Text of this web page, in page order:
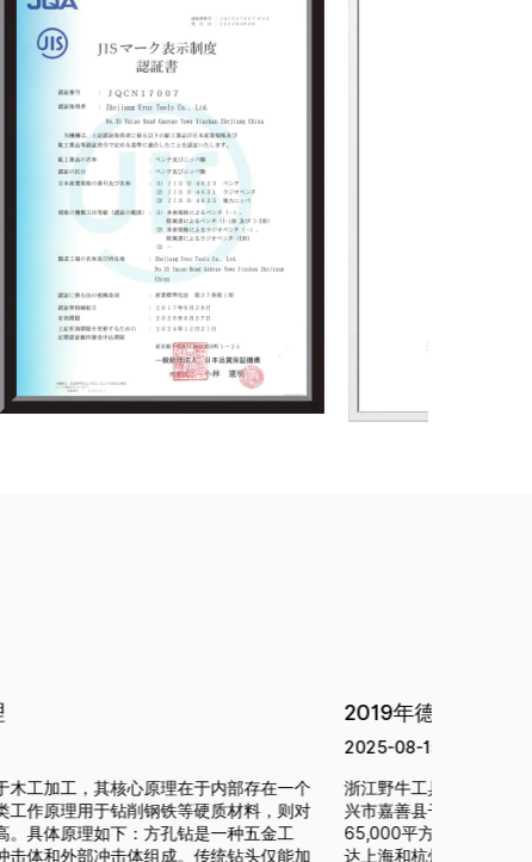
年德国科隆展会
野牛工具有限公司成立于1995年，总部位于浙江省嘉
嘉善县干窑镇，占地面积36,000平方米，厂房面积
平方米。公司地理位置良好，交通便捷，可快速抵
海和杭州等重要城市。 公司实验室已正式获得德国莱